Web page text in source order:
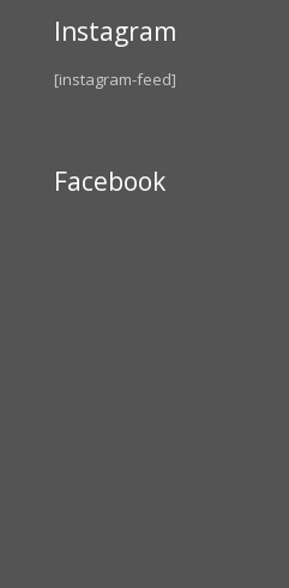
Instagram
[instagram-feed]
Facebook